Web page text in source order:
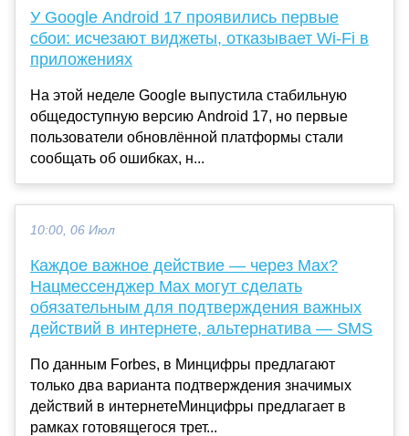
У Google Android 17 проявились первые
сбои: исчезают виджеты, отказывает Wi-Fi в
приложениях
На этой неделе Google выпустила стабильную
общедоступную версию Android 17, но первые
пользователи обновлённой платформы стали
сообщать об ошибках, н...
10:00, 06 Июл
Каждое важное действие — через Max?
Нацмессенджер Max могут сделать
обязательным для подтверждения важных
действий в интернете, альтернатива — SMS
По данным Forbes, в Минцифры предлагают
только два варианта подтверждения значимых
действий в интернетеМинцифры предлагает в
рамках готовящегося трет...